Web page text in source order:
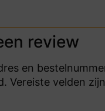
review
en
Vereiste velden